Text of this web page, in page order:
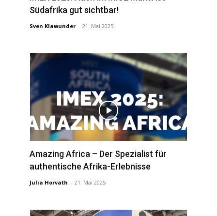
Südafrika gut sichtbar!
Sven Klawunder - 21. Mai 2025
Amazing Africa – Der Spezialist für
authentische Afrika-Erlebnisse
Julia Horvath - 21. Mai 2025